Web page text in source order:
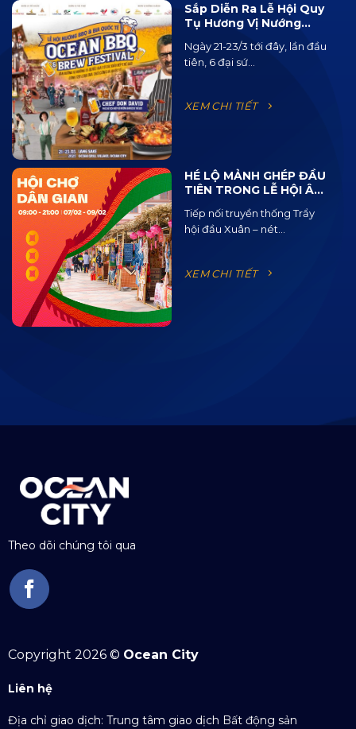
Sắp Diễn Ra Lễ Hội Quy
Tụ Hương Vị Nướng
BBQ Từ 15 Quốc Gia Và
120 Loại Bia Thủ Công
Ngày 21-23/3 tới đây, lần đầu
tiên, 6 đại sứ...
XEM CHI TIẾT
HÉ LỘ MẢNH GHÉP ĐẦU
TIÊN TRONG LỄ HỘI ÂM
OCEAN JAM 2025
Tiếp nối truyền thống Trẩy
hội đầu Xuân – nét...
XEM CHI TIẾT
Theo dõi chúng tôi qua
Copyright 2026 © Ocean City
Liên hệ
Địa chỉ giao dịch: Trung tâm giao dịch Bất động sản